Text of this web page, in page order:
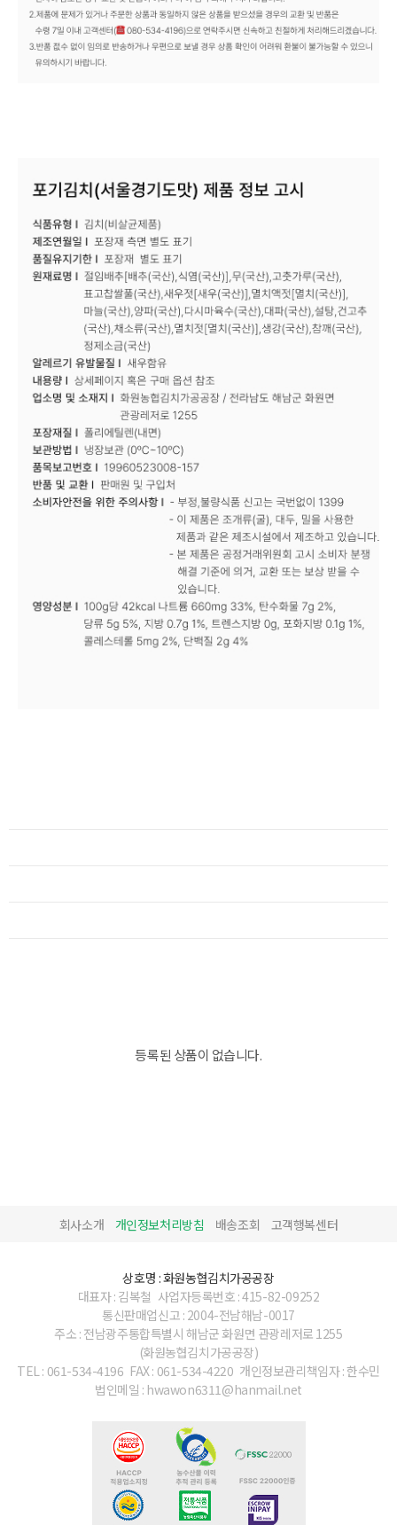
등록된 상품이 없습니다.
회사소개 개인정보처리방침 배송조회 고객행복센터
상호명 : 화원농협김치가공공장
대표자 : 김복철 사업자등록번호 : 415-82-09252
통신판매업신고 : 2004-전남해남-0017
주소 : 전남광주통합특별시 해남군 화원면 관광레저로 1255
(화원농협김치가공공장)
TEL : 061-534-4196 FAX : 061-534-4220 개인정보관리책임자 : 한수민
법인메일 : hwawon6311@hanmail.net